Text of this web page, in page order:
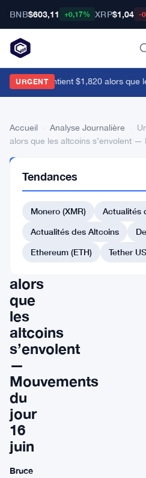
BNB$603,11 +0,17% XRP$1,04 -
URGENTmaintient $1,820 alors que
Accueil Analyse Journalière
alors que les altcoins s’envolent —
JOURNALIÈRE
bondit
13,66
alors
que
les
altcoins
s’envolent
—
Mouvements
du
jour
16
juin
Bruce
Tendances
Monero (XMR)
Actualités
Actualités des Altcoins
Ethereum (ETH)
Tether